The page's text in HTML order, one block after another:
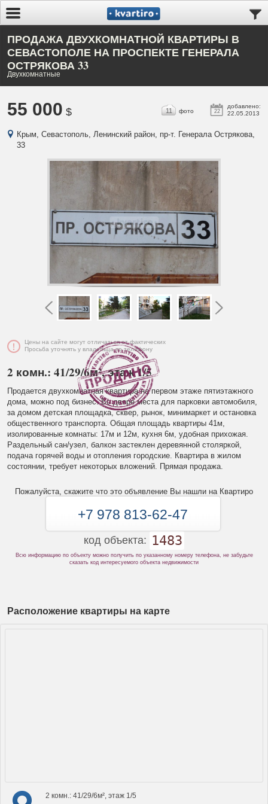
ПРОДАЖА ДВУХКОМНАТНОЙ КВАРТИРЫ В
СЕВАСТОПОЛЕ НА ПРОСПЕКТЕ ГЕНЕРАЛА
ОСТРЯКОВА 33
Двухкомнатные
55 000 $ 22
добавлено:
22.05.2013
11 фото
Крым, Севастополь, Ленинский район, пр-т. Генерала Острякова,
33
Цены на сайте могут отличаться от фактических
Просьба уточнять у владельца по телефону
2 комн.: 41/29/6м², этаж 1/5
Продается двухкомнатная квартира на первом этаже пятиэтажного
дома, можно под бизнес. Во дворе места для парковки автомобиля,
за домом детская площадка, сквер, рынок, минимаркет и остановка
общественного транспорта. Общая площадь квартиры 41м,
изолированные комнаты: 17м и 12м, кухня 6м, удобная прихожая.
Раздельный сан/узел, балкон застеклен деревянной столяркой,
подача горячей воды и отопления городские. Квартира в жилом
состоянии, требует некоторых вложений. Прямая продажа.
Пожалуйста, скажите что это объявление Вы нашли на Квартиро
+7 978 813-62-47
код объекта: 1483
Всю информацию по объекту можно получить по указанному номеру телефона, не забудьте
сказать код интересуемого объекта недвижимости
Расположение квартиры на карте
2 комн.: 41/29/6м², этаж 1/5